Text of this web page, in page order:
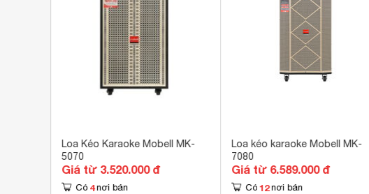
Loa Kéo Karaoke Mobell MK-
5070
Giá từ 3.520.000 đ
Có 4 nơi bán
Loa kéo karaoke Mobell MK-
7080
Giá từ 6.589.000 đ
Có 12 nơi bán